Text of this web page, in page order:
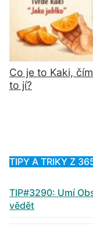
Co je to Kaki,
to jí?
TIPY A TRIKY Z
TIP#3290: Umí
vědět